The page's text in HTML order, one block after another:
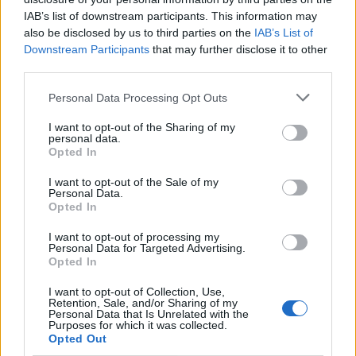
IAB’s list of downstream participants. This information may
also be disclosed by us to third parties on the IAB’s List of
Downstream Participants that may further disclose it to other
Personal Data Processing Opt Outs
I want to opt-out of the Sharing of my
personal data.
Opted In
I want to opt-out of the Sale of my
Personal Data.
Opted In
I want to opt-out of processing my
Personal Data for Targeted Advertising.
Opted In
I want to opt-out of Collection, Use,
Retention, Sale, and/or Sharing of my
Personal Data that Is Unrelated with the
Purposes for which it was collected.
Opted Out
Λακωνία: Το τελευταίο δρομολόγιο «γη -